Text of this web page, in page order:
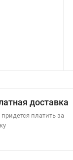
доставка
платить за